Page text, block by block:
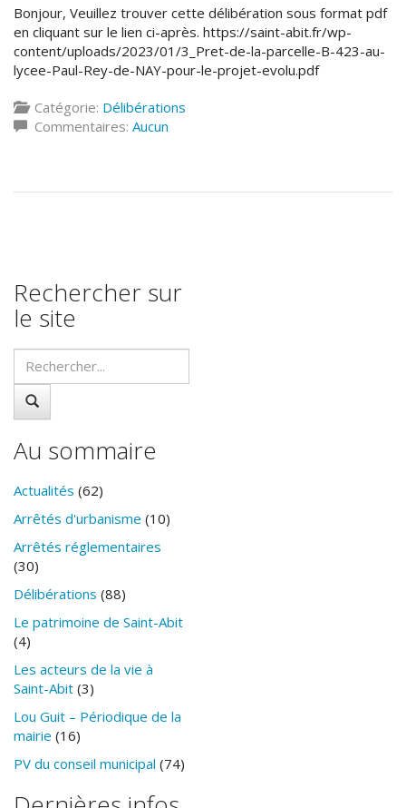
Bonjour, Veuillez trouver cette délibération sous format pdf
en cliquant sur le lien ci-après. https://saint-abit.fr/wp-
content/uploads/2023/01/3_Pret-de-la-parcelle-B-423-au-
lycee-Paul-Rey-de-NAY-pour-le-projet-evolu.pdf
Catégorie: Délibérations
Commentaires: Aucun
Rechercher sur
le site
Au sommaire
Actualités (62)
Arrêtés d'urbanisme (10)
Arrêtés réglementaires
(30)
Délibérations (88)
Le patrimoine de Saint-Abit
(4)
Les acteurs de la vie à
Saint-Abit (3)
Lou Guit – Périodique de la
mairie (16)
PV du conseil municipal (74)